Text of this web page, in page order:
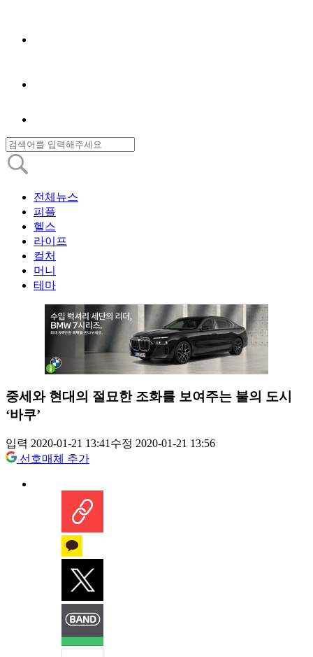
전체뉴스
피플
헬스
라이프
컬처
머니
테마
중세와 현대의 절묘한 조화를 보여주는 불의 도시
‘바쿠’
입력 2020-01-21 13:41수정 2020-01-21 13:56
선호매체 추가